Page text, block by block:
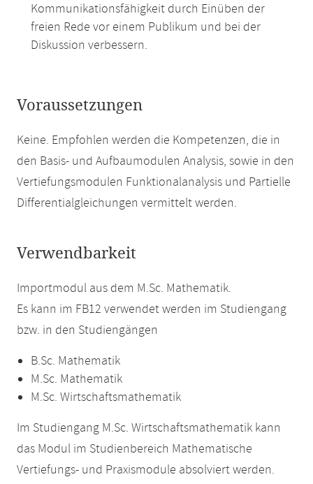
Kommunikationsfähigkeit durch Einüben der
freien Rede vor einem Publikum und bei der
Diskussion verbessern.
Voraussetzungen
Keine. Empfohlen werden die Kompetenzen, die in
den Basis- und Aufbaumodulen Analysis, sowie in den
Vertiefungsmodulen Funktionalanalysis und Partielle
Differentialgleichungen vermittelt werden.
Verwendbarkeit
Importmodul aus dem M.Sc. Mathematik.
Es kann im FB12 verwendet werden im Studiengang
bzw. in den Studiengängen
B.Sc. Mathematik
M.Sc. Mathematik
M.Sc. Wirtschaftsmathematik
Im Studiengang M.Sc. Wirtschaftsmathematik kann
das Modul im Studienbereich Mathematische
Vertiefungs- und Praxismodule absolviert werden.